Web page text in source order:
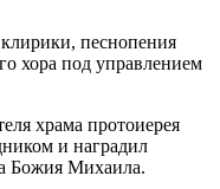
песнопения
хора под управлением
храма протоиерея
и наградил
Божия Михаила.